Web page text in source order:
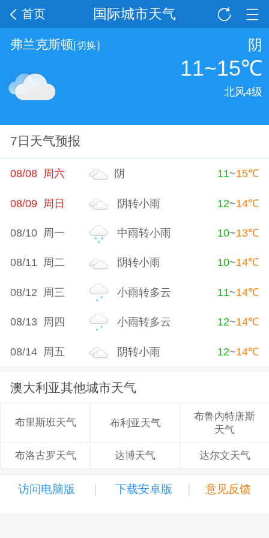
国际城市天气
首页
弗兰克斯顿[切换] 阴
11~15℃
北风4级
7日天气预报
08/08 周六 阴 11~15℃
08/09 周日 阴转小雨 12~14℃
08/10 周一 中雨转小雨 10~13℃
08/11 周二 阴转小雨 10~14℃
08/12 周三 小雨转多云 11~14℃
08/13 周四 小雨转多云 12~14℃
08/14 周五 阴转小雨 12~14℃
澳大利亚其他城市天气
布里斯班天气 布利亚天气
布鲁内特唐斯
天气
布洛古罗天气 达博天气 达尔文天气
访问电脑版 | 下载安卓版 | 意见反馈